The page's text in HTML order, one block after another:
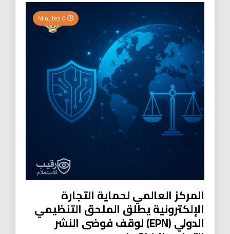
المركز العالمي لحماية التجارة
الإلكترونية يطلق الملحق التنظيمي
الدولي (EPN) لوقف فوضى النشر